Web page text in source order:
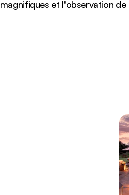
magnifiques et l'observation